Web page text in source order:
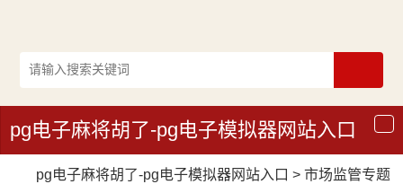
导
航
pg电子麻将胡了-pg电子模拟器网站入口
pg电子麻将胡了-pg电子模拟器网站入口 > 市场监管专题